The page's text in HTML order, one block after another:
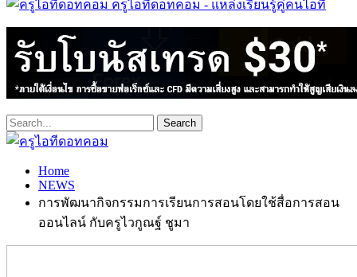
ครูไอทีดอทคอม - แหล่งเรียนรู้คู่คนไอที
Home
NEWS
การพัฒนากิจกรรมการเรียนการสอนโดยใช้สื่อการสอน
ออนไลน์ กับครูไวกูณฐ์ ชูมา